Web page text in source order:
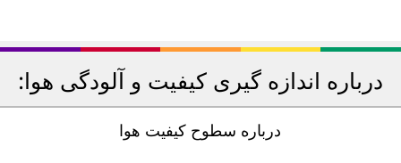
درباره اندازه گیری کیفیت و آلودگی هوا:
درباره سطوح کیفیت هوا